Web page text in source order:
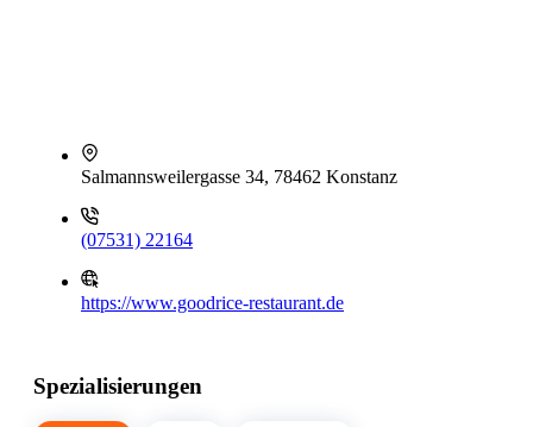
Salmannsweilergasse 34, 78462 Konstanz
(07531) 22164
https://www.goodrice-restaurant.de
Spezialisierungen